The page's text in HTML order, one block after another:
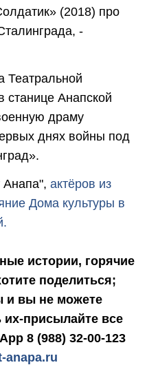
(2018) про
-
Театральной
Анапской
драму
днях войны под
Анапа", актёров из
Дома культуры в
истории, горячие
поделиться;
и вы не можете
присылайте все
8 (988) 32-00-123
anapa.ru